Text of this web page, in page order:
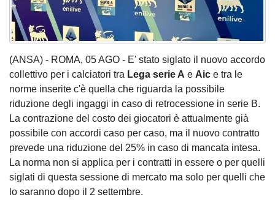
(ANSA) - ROMA, 05 AGO - E' stato siglato il nuovo accordo
collettivo per i calciatori tra Lega serie A e Aic e tra le
norme inserite c'è quella che riguarda la possibile
riduzione degli ingaggi in caso di retrocessione in serie B.
La contrazione del costo dei giocatori è attualmente già
possibile con accordi caso per caso, ma il nuovo contratto
prevede una riduzione del 25% in caso di mancata intesa.
La norma non si applica per i contratti in essere o per quelli
siglati di questa sessione di mercato ma solo per quelli che
lo saranno dopo il 2 settembre.